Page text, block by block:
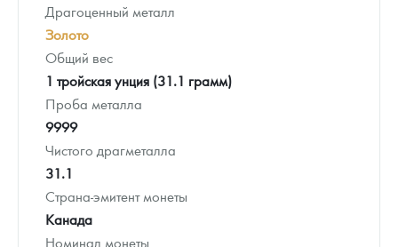
Драгоценный металл
Золото
Общий вес
1 тройская унция (31.1 грамм)
Проба металла
9999
Чистого драгметалла
31.1
Страна-эмитент монеты
Канада
Номинал монеты